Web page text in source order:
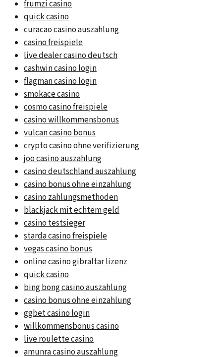
frumzi casino
quick casino
curacao casino auszahlung
casino freispiele
live dealer casino deutsch
cashwin casino login
flagman casino login
smokace casino
cosmo casino freispiele
casino willkommensbonus
vulcan casino bonus
crypto casino ohne verifizierung
joo casino auszahlung
casino deutschland auszahlung
casino bonus ohne einzahlung
casino zahlungsmethoden
blackjack mit echtem geld
casino testsieger
starda casino freispiele
vegas casino bonus
online casino gibraltar lizenz
quick casino
bing bong casino auszahlung
casino bonus ohne einzahlung
ggbet casino login
willkommensbonus casino
live roulette casino
amunra casino auszahlung